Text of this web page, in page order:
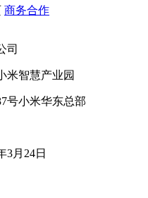
商务合作
司
米智慧产业园
号小米华东总部
3月24日